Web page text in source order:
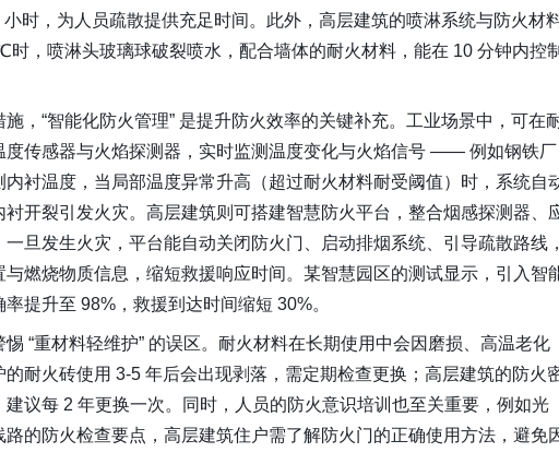
时，为人员疏散提供充足时间。此外，高层建筑的喷淋系统与防火材
，喷淋头玻璃球破裂喷水，配合墙体的耐火材料，能在 10 分钟内控制
，“智能化防火管理” 是提升防火效率的关键补充。工业场景中，可在
度传感器与火焰探测器，实时监测温度变化与火焰信号 —— 例如钢铁厂
衬温度，当局部温度异常升高（超过耐火材料耐受阈值）时，系统自
开裂引发火灾。高层建筑则可搭建智慧防火平台，整合烟感探测器、
旦发生火灾，平台能自动关闭防火门、启动排烟系统、引导疏散路线，
燃烧物质信息，缩短救援响应时间。某智慧园区的测试显示，引入智
提升至 98%，救援到达时间缩短 30%。
“重材料轻维护” 的误区。耐火材料在长期使用中会因磨损、高温老化
耐火砖使用 3-5 年后会出现剥落，需定期检查更换；高层建筑的防火
议每 2 年更换一次。同时，人员的防火意识培训也至关重要，例如光
的防火检查要点，高层建筑住户需了解防火门的正确使用方法，避免